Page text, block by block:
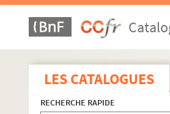
LES CATALOGUES
RECHERCHE RAPIDE